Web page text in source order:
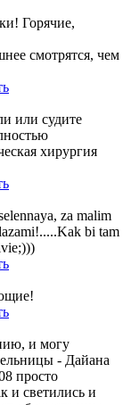
Горячие,
смотрятся, чем
или судите
хирургия
za malim
bi tam
и могу
- Дайана
просто
и светились и